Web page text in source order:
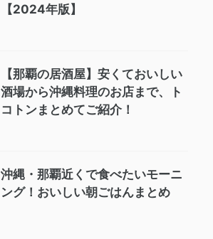
【2024年版】
【那覇の居酒屋】安くておいしい
酒場から沖縄料理のお店まで、ト
コトンまとめてご紹介！
沖縄・那覇近くで食べたいモーニ
ング！おいしい朝ごはんまとめ